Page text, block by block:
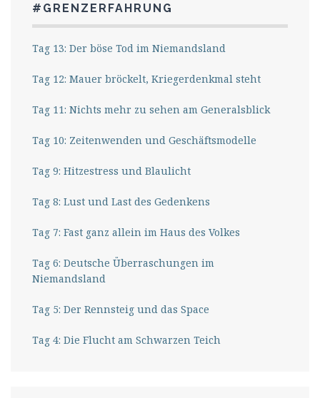
#GRENZERFAHRUNG
Tag 13: Der böse Tod im Niemandsland
Tag 12: Mauer bröckelt, Kriegerdenkmal steht
Tag 11: Nichts mehr zu sehen am Generalsblick
Tag 10: Zeitenwenden und Geschäftsmodelle
Tag 9: Hitzestress und Blaulicht
Tag 8: Lust und Last des Gedenkens
Tag 7: Fast ganz allein im Haus des Volkes
Tag 6: Deutsche Überraschungen im
Niemandsland
Tag 5: Der Rennsteig und das Space
Tag 4: Die Flucht am Schwarzen Teich